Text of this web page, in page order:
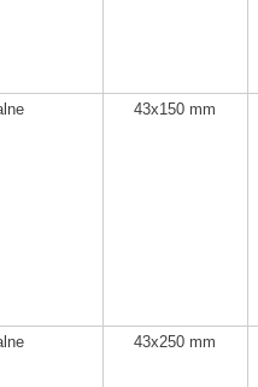
43x150 mm
43x250 mm